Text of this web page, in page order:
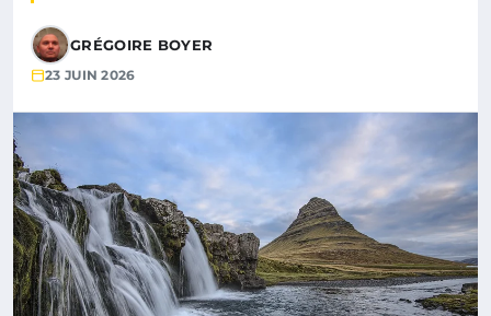
GRÉGOIRE BOYER
23 JUIN 2026